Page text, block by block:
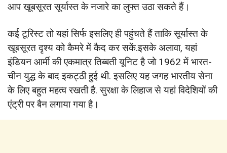
आप खूबसूरत सूर्यास्त के नजारे का लुफ्त उठा सकते हैं।
कई टूरिस्‍ट तो यहां सिर्फ इसलिए ही पहुंचते हैं ताकि सूर्यास्‍त के
खूबसूरत दृश्‍य को कैमरे में कैद कर सकें.इसके अलावा, यहां
इंडियन आर्मी की एकमात्र तिब्‍बती यूनिट है जो 1962 में भारत-
चीन युद्ध के बाद इकट्ठी हुई थी. इसलिए यह जगह भारतीय सेना
के लिए बहुत महत्‍व रखती है. सुरक्षा के लिहाज से यहां विदेशियों की
एंट्री पर बैन लगाया गया है।